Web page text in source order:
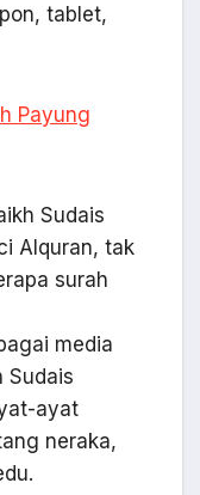
tablet,
Payung
Sudais
Alquran, tak
surah
media
Sudais
ayat
neraka,